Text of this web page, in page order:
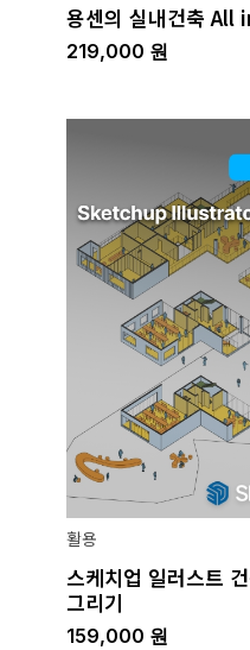
용센의 실내건축 All
219,000 원
활용
스케치업 일러스트
그리기
159,000 원